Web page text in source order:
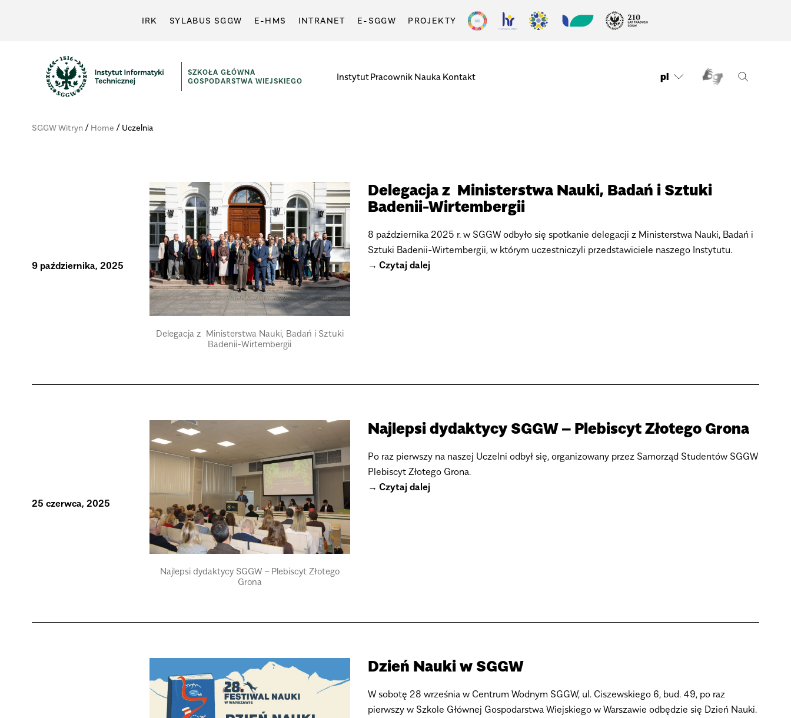
IRK SYLABUS SGGW E-HMS INTRANET E-SGGW PROJEKTY
Technicznej
SZKOŁA GŁÓWNA
GOSPODARSTWA WIEJSKIEGO
InstytutPracownik Nauka Kontakt pl
SGGW Witryn/ Home / Uczelnia
9 października, 2025
Delegacja z Ministerstwa Nauki, Badań i Sztuki
Badenii-Wirtembergii
Delegacja z Ministerstwa Nauki, Badań i Sztuki
Badenii-Wirtembergii
8 października 2025 r. w SGGW odbyło się spotkanie delegacji z Ministerstwa Nauki, Badań i
Sztuki Badenii-Wirtembergii, w którym uczestniczyli przedstawiciele naszego Instytutu.
Czytaj dalej
25 czerwca, 2025
Najlepsi dydaktycy SGGW – Plebiscyt Złotego
Grona
Najlepsi dydaktycy SGGW – Plebiscyt Złotego Grona
Po raz pierwszy na naszej Uczelni odbył się, organizowany przez Samorząd Studentów SGGW
Plebiscyt Złotego Grona.
Czytaj dalej
Dzień Nauki w SGGW
W sobotę 28 września w Centrum Wodnym SGGW, ul. Ciszewskiego 6, bud. 49, po raz
pierwszy w Szkole Głównej Gospodarstwa Wiejskiego w Warszawie odbędzie się Dzień Nauki.